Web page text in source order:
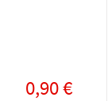
0,90 €